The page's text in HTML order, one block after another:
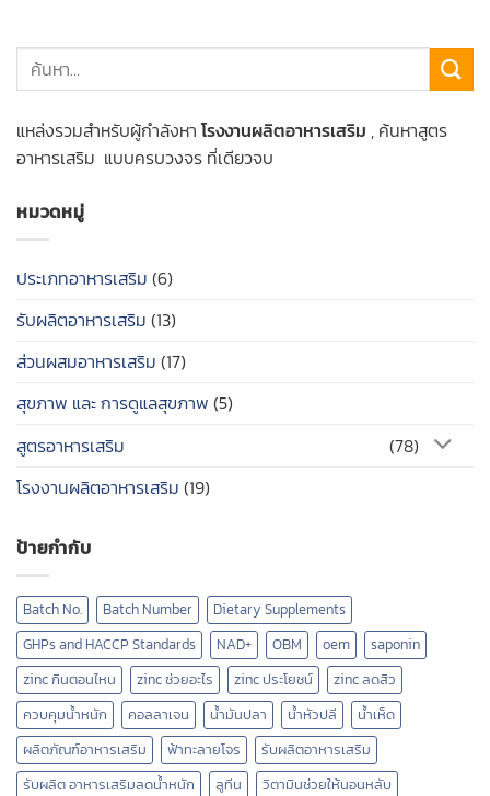
แหล่งรวมสำหรับผู้กำลังหาโรงงานผลิตอาหารเสริม , ค้นหาสูตร
อาหารเสริม แบบครบวงจร ที่เดียวจบ
หมวดหมู่
ประเภทอาหารเสริม (6)
รับผลิตอาหารเสริม (13)
ส่วนผสมอาหารเสริม (17)
สุขภาพ และ การดูแลสุขภาพ (5)
สูตรอาหารเสริม
(78)
โรงงานผลิตอาหารเสริม (19)
ป้ายกำกับ
Batch No. Batch Number
Dietary Supplements
GHPs and HACCP Standards
NAD+ OBM oem
saponin
zinc กินตอนไหน
zinc ช่วยอะไร zinc ประโยชน์
zinc ลดสิว
ควบคุมน้ำหนัก
คอลลาเจน น้ำมันปลา น้ำหัวปลี
น้ำเห็ด
ผลิตภัณฑ์อาหารเสริม
ฟ้าทะลายโจร
รับผลิตอาหารเสริม
รับผลิต อาหารเสริมลดน้ำหนัก
ลูทีน
วิตามินช่วยให้นอนหลับ